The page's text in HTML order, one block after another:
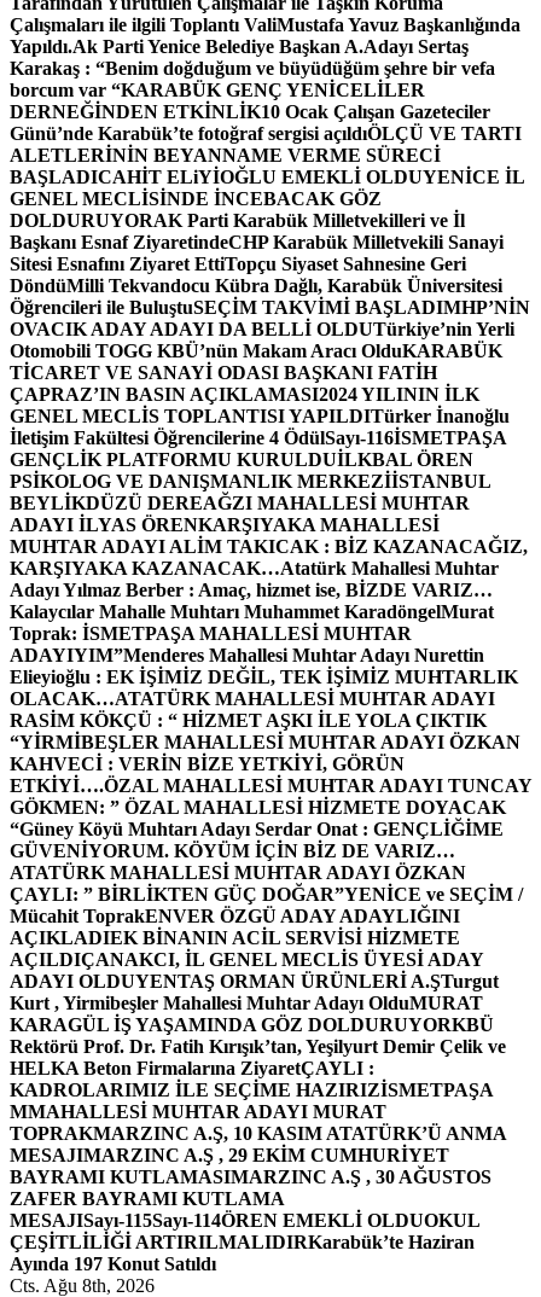
Çalışmaları ile ilgili Toplantı ValiMustafa Yavuz Başkanlığında
Yapıldı.Ak Parti Yenice Belediye Başkan A.Adayı Sertaş
Karakaş : “Benim doğduğum ve büyüdüğüm şehre bir vefa
borcum var “KARABÜK GENÇ YENİCELİLER
DERNEĞİNDEN ETKİNLİK10 Ocak Çalışan Gazeteciler
Günü’nde Karabük’te fotoğraf sergisi açıldıÖLÇÜ VE TARTI
ALETLERİNİN BEYANNAME VERME SÜRECİ
BAŞLADICAHİT ELiYİOĞLU EMEKLİ OLDUYENİCE İL
GENEL MECLİSİNDE İNCEBACAK GÖZ
DOLDURUYORAK Parti Karabük Milletvekilleri ve İl
Başkanı Esnaf ZiyaretindeCHP Karabük Milletvekili Sanayi
Sitesi Esnafını Ziyaret EttiTopçu Siyaset Sahnesine Geri
DöndüMilli Tekvandocu Kübra Dağlı, Karabük Üniversitesi
Öğrencileri ile BuluştuSEÇİM TAKVİMİ BAŞLADIMHP’NİN
OVACIK ADAY ADAYI DA BELLİ OLDUTürkiye’nin Yerli
Otomobili TOGG KBÜ’nün Makam Aracı OlduKARABÜK
TİCARET VE SANAYİ ODASI BAŞKANI FATİH
ÇAPRAZ’IN BASIN AÇIKLAMASI2024 YILININ İLK
GENEL MECLİS TOPLANTISI YAPILDITürker İnanoğlu
İletişim Fakültesi Öğrencilerine 4 ÖdülSayı-116İSMETPAŞA
GENÇLİK PLATFORMU KURULDUİLKBAL ÖREN
PSİKOLOG VE DANIŞMANLIK MERKEZİİSTANBUL
BEYLİKDÜZÜ DEREAĞZI MAHALLESİ MUHTAR
ADAYI İLYAS ÖRENKARŞIYAKA MAHALLESİ
MUHTAR ADAYI ALİM TAKICAK : BİZ KAZANACAĞIZ,
KARŞIYAKA KAZANACAK…Atatürk Mahallesi Muhtar
Adayı Yılmaz Berber : Amaç, hizmet ise, BİZDE VARIZ…
Kalaycılar Mahalle Muhtarı Muhammet KaradöngelMurat
Toprak: İSMETPAŞA MAHALLESİ MUHTAR
ADAYIYIM”Menderes Mahallesi Muhtar Adayı Nurettin
Elieyioğlu : EK İŞİMİZ DEĞİL, TEK İŞİMİZ MUHTARLIK
OLACAK…ATATÜRK MAHALLESİ MUHTAR ADAYI
RASİM KÖKÇÜ : “ HİZMET AŞKI İLE YOLA ÇIKTIK
“YİRMİBEŞLER MAHALLESİ MUHTAR ADAYI ÖZKAN
KAHVECİ : VERİN BİZE YETKİYİ, GÖRÜN
ETKİYİ….ÖZAL MAHALLESİ MUHTAR ADAYI TUNCAY
GÖKMEN: ” ÖZAL MAHALLESİ HİZMETE DOYACAK
“Güney Köyü Muhtarı Adayı Serdar Onat : GENÇLİĞİME
GÜVENİYORUM. KÖYÜM İÇİN BİZ DE VARIZ…
ATATÜRK MAHALLESİ MUHTAR ADAYI ÖZKAN
ÇAYLI: ” BİRLİKTEN GÜÇ DOĞAR”YENİCE ve SEÇİM /
Mücahit ToprakENVER ÖZGÜ ADAY ADAYLIĞINI
AÇIKLADIEK BİNANIN ACİL SERVİSİ HİZMETE
AÇILDIÇANAKCI, İL GENEL MECLİS ÜYESİ ADAY
ADAYI OLDUYENTAŞ ORMAN ÜRÜNLERİ A.ŞTurgut
Kurt , Yirmibeşler Mahallesi Muhtar Adayı OlduMURAT
KARAGÜL İŞ YAŞAMINDA GÖZ DOLDURUYORKBÜ
Rektörü Prof. Dr. Fatih Kırışık’tan, Yeşilyurt Demir Çelik ve
HELKA Beton Firmalarına ZiyaretÇAYLI :
KADROLARIMIZ İLE SEÇİME HAZIRIZİSMETPAŞA
MMAHALLESİ MUHTAR ADAYI MURAT
TOPRAKMARZINC A.Ş, 10 KASIM ATATÜRK’Ü ANMA
MESAJIMARZINC A.Ş , 29 EKİM CUMHURİYET
BAYRAMI KUTLAMASIMARZINC A.Ş , 30 AĞUSTOS
ZAFER BAYRAMI KUTLAMA
MESAJISayı-115Sayı-114ÖREN EMEKLİ OLDUOKUL
ÇEŞİTLİLİĞİ ARTIRILMALIDIRKarabük’te Haziran
Ayında 197 Konut Satıldı
Cts. Ağu 8th, 2026